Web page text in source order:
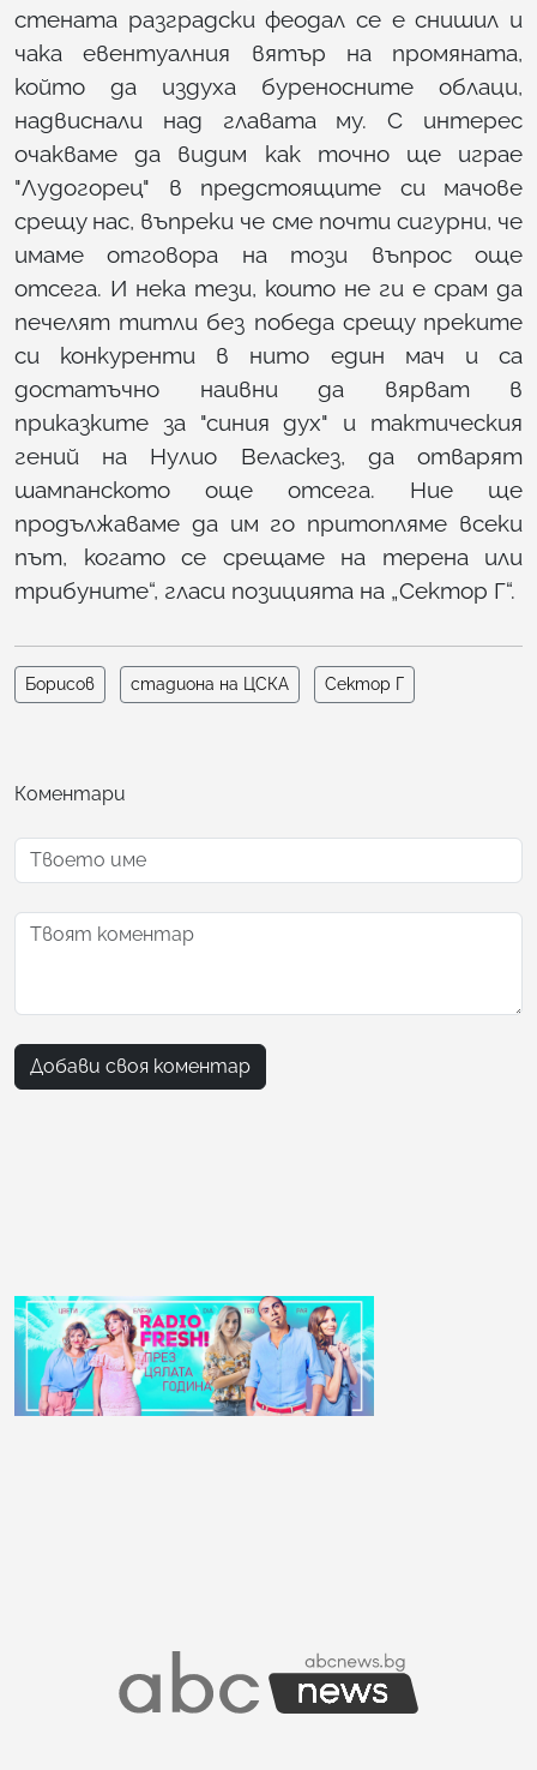
стената разградски феодал се е снишил и
чака евентуалния вятър на промяната,
който да издуха буреносните облаци,
надвиснали над главата му. С интерес
очакваме да видим как точно ще играе
"Лудогорец" в предстоящите си мачове
срещу нас, въпреки че сме почти сигурни, че
имаме отговора на този въпрос още
отсега. И нека тези, които не ги е срам да
печелят титли без победа срещу преките
си конкуренти в нито един мач и са
достатъчно наивни да вярват в
приказките за "синия дух" и тактическия
гений на Нулио Веласкез, да отварят
шампанското още отсега. Ние ще
продължаваме да им го притопляме всеки
път, когато се срещаме на терена или
трибуните“, гласи позицията на „Сектор Г“.
Борисов стадиона на ЦСКА Сектор Г
Коментари
Добави своя коментар